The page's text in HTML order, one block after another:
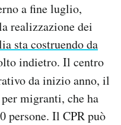
a fine luglio,
realizzazione dei
sta costruendo da
indietro. Il centro
da inizio anno, il
migranti, che ha
persone. Il CPR può